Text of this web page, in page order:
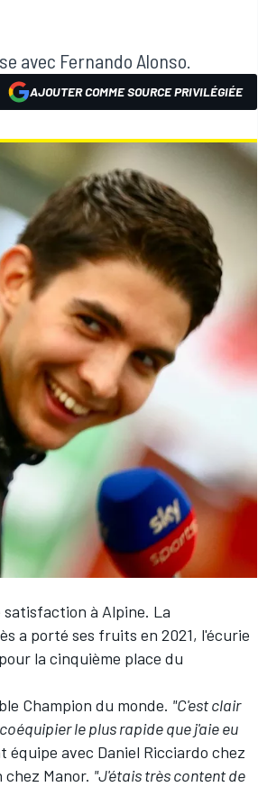
avec Fernando Alonso.
AJOUTER COMME SOURCE PRIVILÉGIÉE
satisfaction à Alpine. La
a porté ses fruits en 2021, l'écurie
la cinquième place du
Champion du monde. "C'est clair
le plus rapide que j'aie eu
équipe avec Daniel Ricciardo chez
chez Manor. "J'étais très content de